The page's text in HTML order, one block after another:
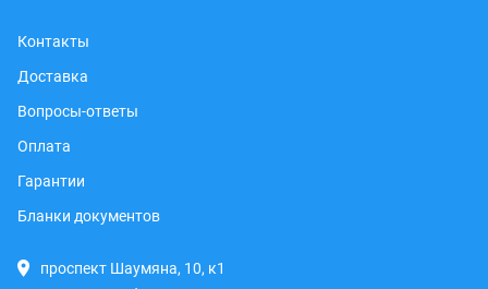
Контакты
Доставка
Вопросы-ответы
Оплата
Гарантии
Бланки документов
проспект Шаумяна, 10, к1